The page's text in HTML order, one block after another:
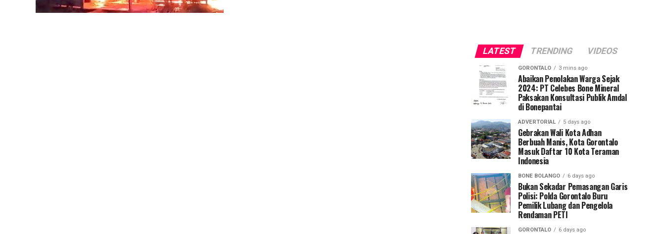
LATEST TRENDING VIDEOS
GORONTALO 3 mins ago
Abaikan Penolakan Warga Sejak
2024: PT Celebes Bone Mineral
Paksakan Konsultasi Publik Amdal
di Bonepantai
ADVERTORIAL 5 days ago
Gebrakan Wali Kota Adhan
Berbuah Manis, Kota Gorontalo
Masuk Daftar 10 Kota Teraman
Indonesia
BONE BOLANGO 6 days ago
Bukan Sekadar Pemasangan Garis
Polisi: Polda Gorontalo Buru
Pemilik Lubang dan Pengelola
Rendaman PETI
GORONTALO 6 days ago